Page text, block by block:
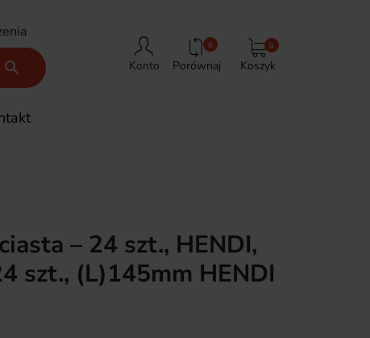
 Konto
0
Porównaj Koszyk
0
– 24 szt., HENDI,
szt., (L)145mm HENDI